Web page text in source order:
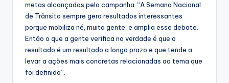
metas alcançadas pela campanha. “A Semana Nacional
de Trânsito sempre gera resultados interessantes
porque mobiliza né, muita gente, e amplia esse debate.
Então o que a gente verifica na verdade é que o
resultado é um resultado a longo prazo e que tende a
levar a ações mais concretas relacionadas ao tema que
foi definido”.